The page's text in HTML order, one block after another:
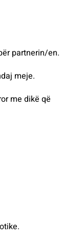
partnerin/en.
meje.
me dikë që